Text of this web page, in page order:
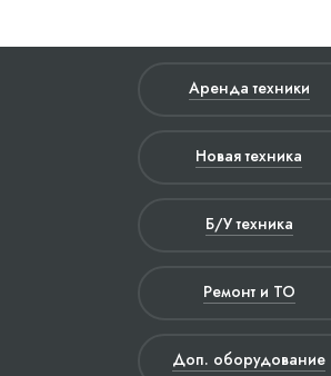
Аренда техники
Новая техника
Б/У техника
Ремонт и ТО
Доп. оборудование